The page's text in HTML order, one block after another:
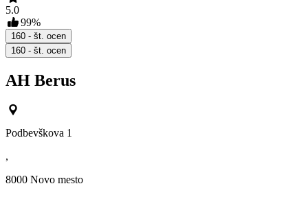
5.0
99%
160 - št. ocen
160 - št. ocen
AH Berus
Podbevškova 1
,
8000 Novo mesto